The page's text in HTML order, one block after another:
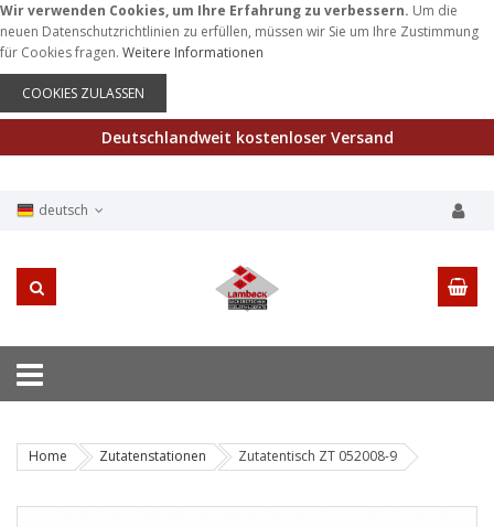
Wir verwenden Cookies, um Ihre Erfahrung zu verbessern. Um die
neuen Datenschutzrichtlinien zu erfüllen, müssen wir Sie um Ihre Zustimmung
für Cookies fragen. Weitere Informationen
COOKIES ZULASSEN
Deutschlandweit kostenloser Versand
deutsch
Home Zutatenstationen Zutatentisch ZT 052008-9